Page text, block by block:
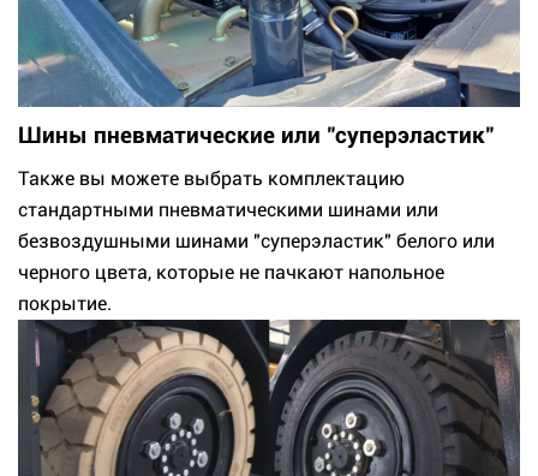
Шины пневматические или "суперэластик"
Также вы можете выбрать комплектацию
стандартными пневматическими шинами или
безвоздушными шинами "суперэластик" белого или
черного цвета, которые не пачкают напольное
покрытие.